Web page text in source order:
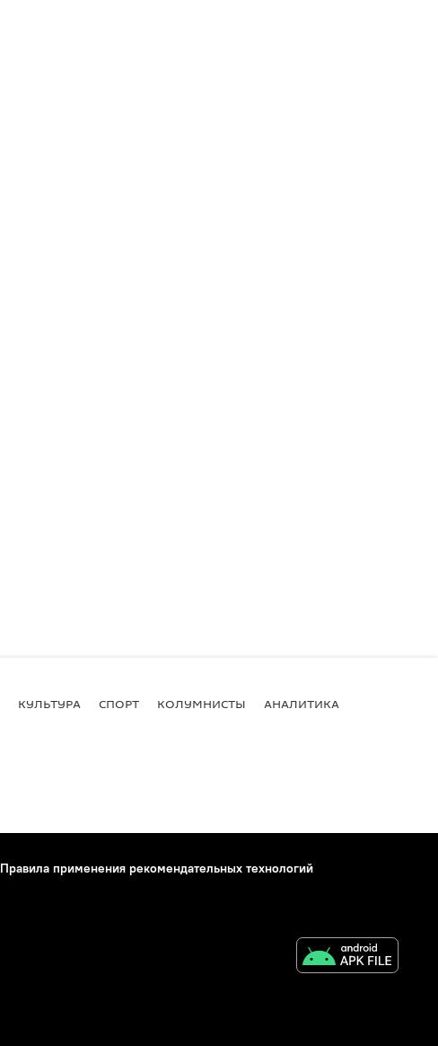
КУЛЬТУРА СПОРТ КОЛУМНИСТЫ АНАЛИТИКА
Правила применения рекомендательных технологий